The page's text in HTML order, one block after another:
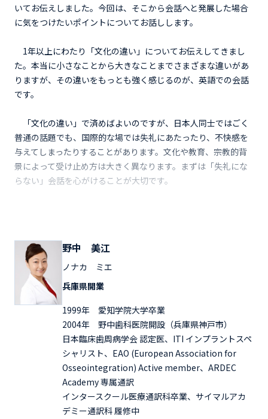
いてお伝えしました。今回は、そこから会話へと発展した場合
に気をつけたいポイントについてお話しします。
1年以上にわたり「文化の違い」についてお伝えしてきまし
た。本当に小さなことから大きなことまでさまざまな違いがあ
りますが、その違いをもっとも強く感じるのが、英語での会話
です。
「文化の違い」で済めばよいのですが、日本人同士ではごく
普通の話題でも、国際的な場では失礼にあたったり、不快感を
与えてしまったりすることがあります。文化や教育、宗教的背
景によって受け止め方は大きく異なります。まずは「失礼にな
らない」会話を心がけることが大切です。
野中 美江
ノナカ ミエ
兵庫県開業
1999年 愛知学院大学卒業
2004年 野中歯科医院開設（兵庫県神戸市）
日本臨床歯周病学会 認定医、ITI インプラントスペ
シャリスト、EAO (European Association for
Osseointegration) Active member、ARDEC
Academy 専属通訳
インタースクール医療通訳科卒業、サイマルアカ
デミー通訳科 履修中